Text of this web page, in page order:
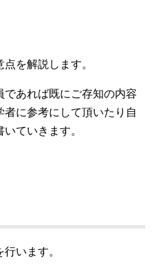
を解説します。
あれば既にご存知の内容
に参考にして頂いたり自
ていきます。
います。